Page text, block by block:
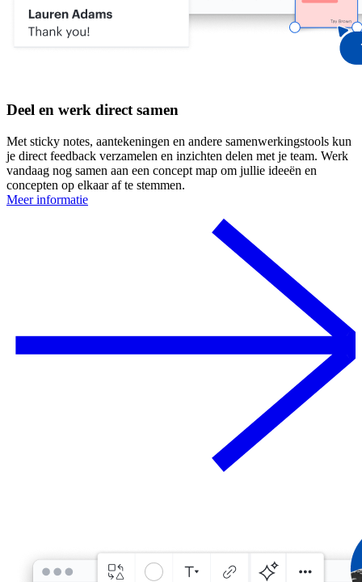
Deel en werk direct samen
Met sticky notes, aantekeningen en andere samenwerkingstools kun
je direct feedback verzamelen en inzichten delen met je team. Werk
vandaag nog samen aan een concept map om jullie ideeën en
concepten op elkaar af te stemmen.
Meer informatie